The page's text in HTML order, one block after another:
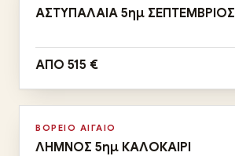
ΑΣΤΥΠΑΛΑΙΑ 5ημ ΣΕΠΤΕΜΒΡΙΟΣ
ΑΠΟ 515 €
Αυγ · Σεπ
Αναχωρήσεις:
27/08 & 03/09 ΑΕΡΟΠΟΡΙΚΩΣ
ΒΟΡΕΙΟ ΑΙΓΑΙΟ
ΛΗΜΝΟΣ 5ημ ΚΑΛΟΚΑΙΡΙ